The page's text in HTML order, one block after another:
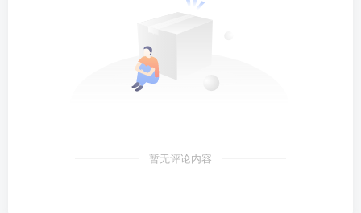
暂无评论内容